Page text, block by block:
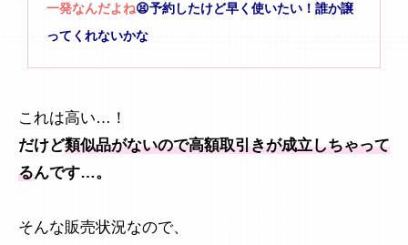
一発なんだよね😫予約したけど早く使いたい！誰か譲
ってくれないかな
これは高い…！
だけど類似品がないので高額取引きが成立しちゃって
るんです…。
そんな販売状況なので、